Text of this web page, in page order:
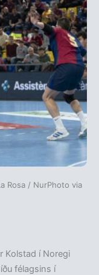
Rosa / NurPhoto via
Kolstad í Noregi
félagsins í